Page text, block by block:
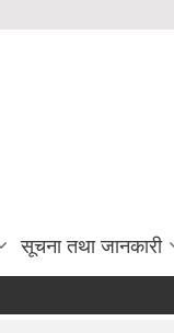
सूचना तथा जानकारी